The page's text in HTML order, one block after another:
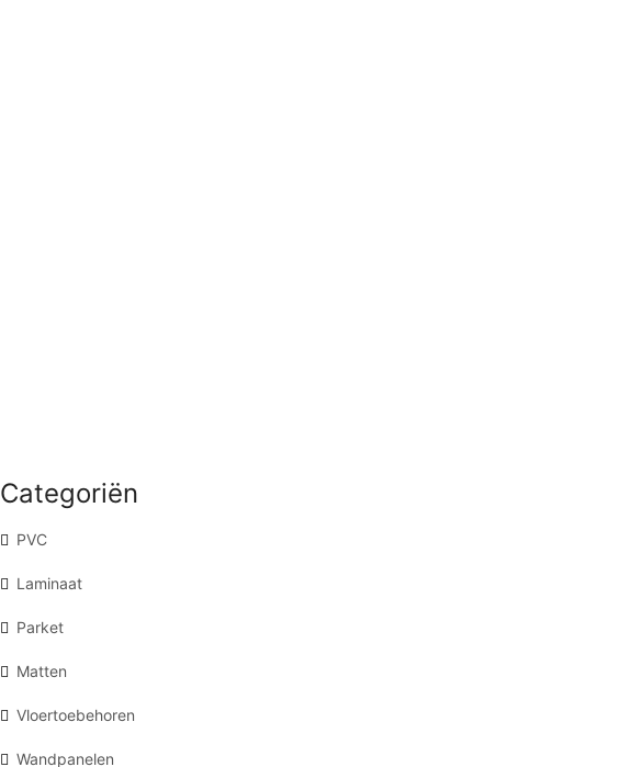
Categoriën
PVC
Laminaat
Parket
Matten
Vloertoebehoren
Wandpanelen